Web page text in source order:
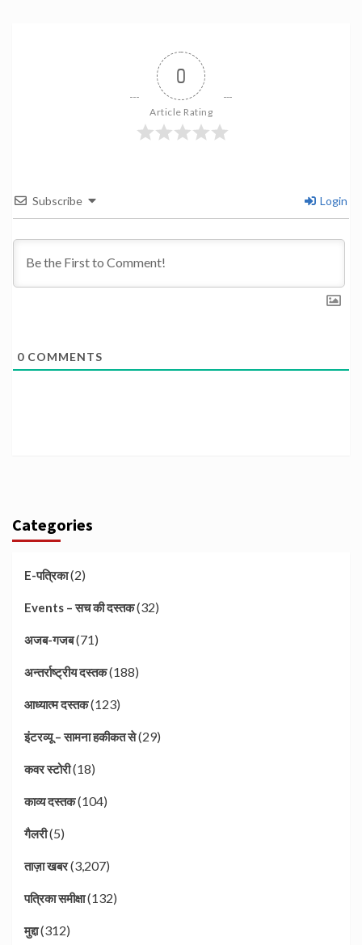
0
Article Rating
Subscribe Login
0 COMMENTS
Categories
E-पत्रिका(2)
Events – सच की दस्तक(32)
अजब-गजब(71)
अन्तर्राष्ट्रीय दस्तक(188)
आध्यात्म दस्तक(123)
इंटरव्यू – सामना हकीकत से(29)
कवर स्टोरी(18)
काव्य दस्तक(104)
गैलरी(5)
ताज़ा खबर(3,207)
पत्रिका समीक्षा(132)
मुद्दा(312)